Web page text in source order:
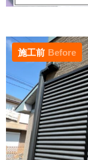
施工前 Before